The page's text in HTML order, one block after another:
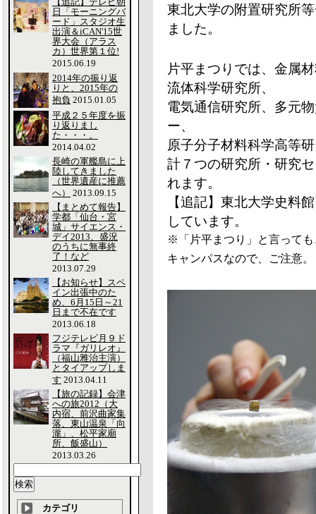
東北大学の附置研究所
ました。
片平まつりでは、金属
流体科学研究所、
電気通信研究所、多元
ー、
原子分子材料科学高等
計７つの研究所・研究
れます。
【追記】東北大学史料
しています。
※「片平まつり」と言って
キャンパスなので、ご注意。
日「モーニングバ
ード」スタジオ生
出演＆iCAN'15世
界大会（アラス
カ）世界第１位!
2015.06.19
2014年の振り返
りと、2015年の
抱負 2015.01.05
平成２５年度を振
り返りまし
た・・・。
2014.04.02
長崎の軍艦島に上
陸してきました
（世界遺産に推薦
へ）
2013.09.15
【まとめて報告】
学都「仙台・宮
城」サイエンス・
デイ2013、盛況
のうちに無事終
了！など
2013.07.29
【お知らせ】スペ
イン出張中のた
め、6月15日～21
日まで不在です
2013.06.18
フジテレビ月９ド
ラマ『ガリレオ』
（福山雅治主演）
とタイアップしま
す 2013.04.11
【旅の記録】会津
への旅2012（大
内宿、前沢曲家集
落、東山温泉「向
瀧」、松平家廟
所、飯盛山）
2013.03.26
カテゴリ